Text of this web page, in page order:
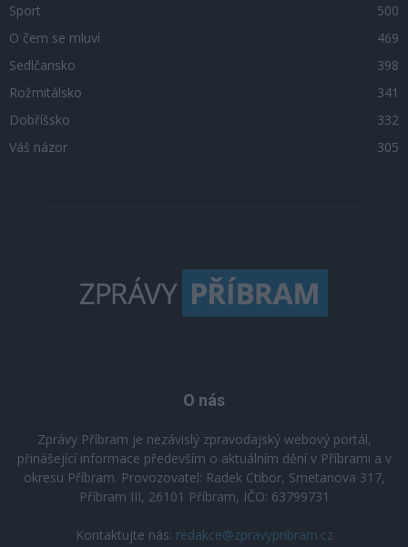
Sport
500
O čem se mluví
469
Sedlčansko
398
Rožmitálsko
341
Dobříšsko
332
Váš názor
305
O nás
Zprávy Příbram je nezávislý zpravodajský webový portál,
přinášející informace především o aktuálním dění v Příbrami a v
okresu Příbram. Provozovatel: Radek Ctibor, Smetanova 317,
Příbram III, 26101 Příbram, IČO: 63799731
Kontaktujte nás: redakce@zpravypribram.cz